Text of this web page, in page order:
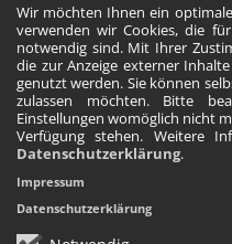
Wir möchten Ihnen ein
verwenden wir Cookies, die
notwendig sind. Mit Ihrer
die zur Anzeige externer
genutzt werden. Sie können
zulassen möchten. Bitte
Einstellungen womöglich nicht
Verfügung stehen. Weitere
Datenschutzerklärung.
Impressum
Datenschutzerklärung